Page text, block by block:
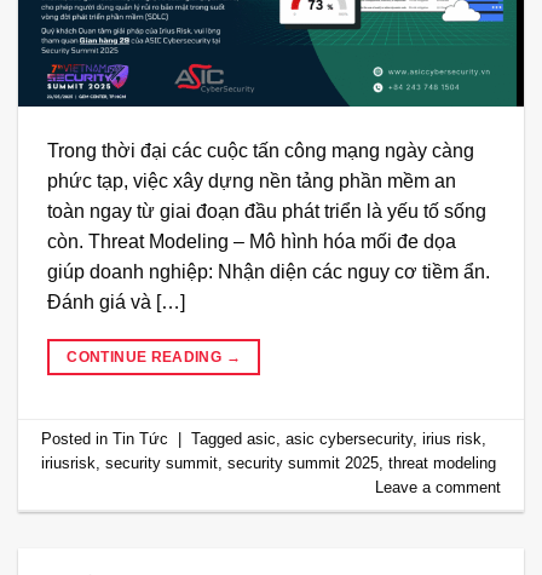
Trong thời đại các cuộc tấn công mạng ngày càng
phức tạp, việc xây dựng nền tảng phần mềm an
toàn ngay từ giai đoạn đầu phát triển là yếu tố sống
còn. Threat Modeling – Mô hình hóa mối đe dọa
giúp doanh nghiệp: Nhận diện các nguy cơ tiềm ẩn.
Đánh giá và […]
CONTINUE READING →
Posted inTin Tức Taggedasic,asic cybersecurity,irius risk,
iriusrisk,security summit,security summit 2025,threat modeling
Leave a comment